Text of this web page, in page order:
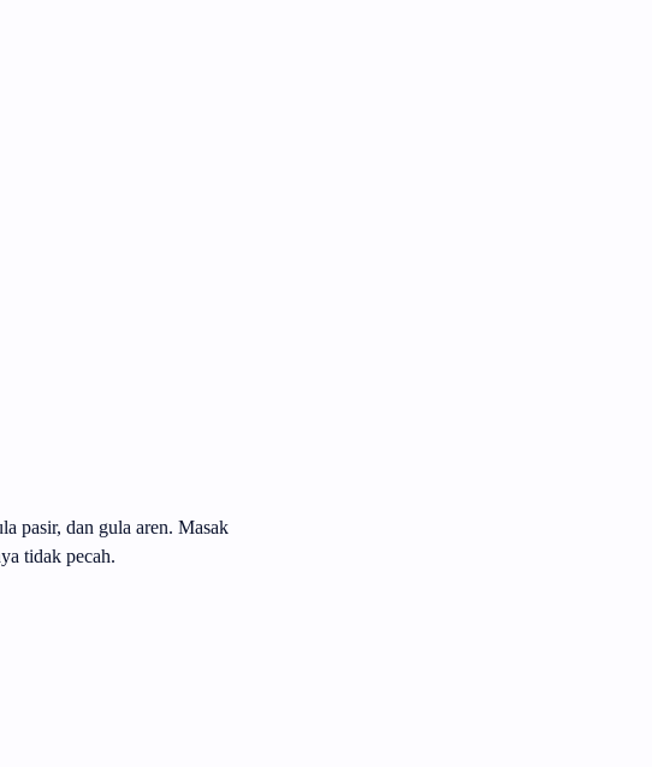
pasir, dan gula aren. Masak
tidak pecah.